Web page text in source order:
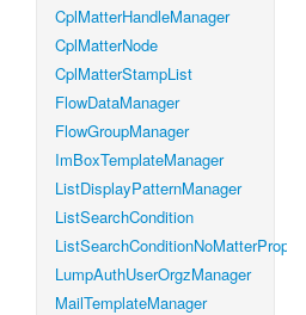
CplMatterHandleManager
CplMatterNode
CplMatterStampList
FlowDataManager
FlowGroupManager
ImBoxTemplateManager
ListDisplayPatternManager
ListSearchCondition
ListSearchConditionNoMatterProperty
LumpAuthUserOrgzManager
MailTemplateManager